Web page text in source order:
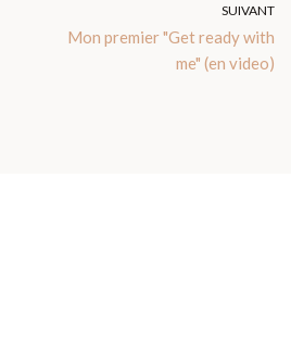
SUIVANT
Mon premier "Get ready with
me" (en video)